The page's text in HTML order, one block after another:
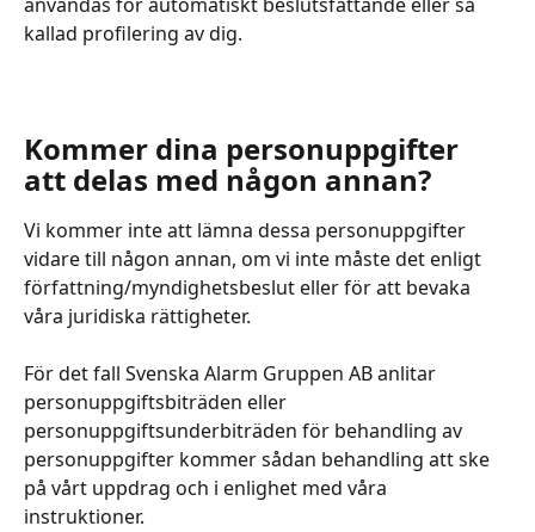
kallad profilering av dig.
Kommer dina personuppgifter
att delas med någon annan?
Vi kommer inte att lämna dessa personuppgifter
vidare till någon annan, om vi inte måste det enligt
författning/myndighetsbeslut eller för att bevaka
våra juridiska rättigheter.
För det fall Svenska Alarm Gruppen AB anlitar
personuppgiftsbiträden eller
personuppgiftsunderbiträden för behandling av
personuppgifter kommer sådan behandling att ske
på vårt uppdrag och i enlighet med våra
instruktioner.